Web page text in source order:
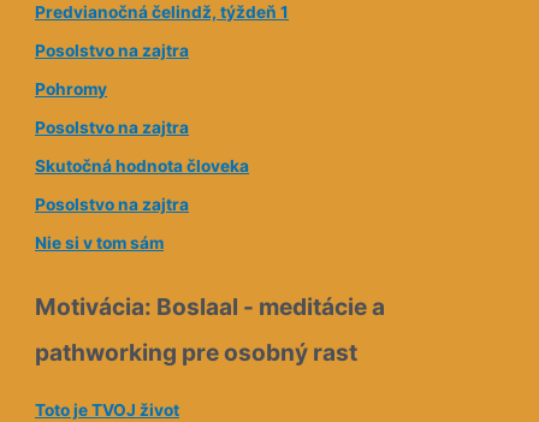
a
d
r
e
s
Predvianočná čelindž, týždeň 1
Posolstvo na zajtra
Pohromy
Posolstvo na zajtra
Skutočná hodnota človeka
Posolstvo na zajtra
Nie si v tom sám
Motivácia: Boslaal - meditácie a
pathworking pre osobný rast
Toto je TVOJ život